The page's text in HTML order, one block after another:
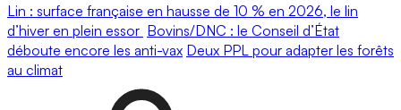
Lin : surface française en hausse de 10 % en 2026, le lin
d’hiver en plein essor Bovins/DNC : le Conseil d’État
déboute encore les anti-vax Deux PPL pour adapter les forêts
au climat